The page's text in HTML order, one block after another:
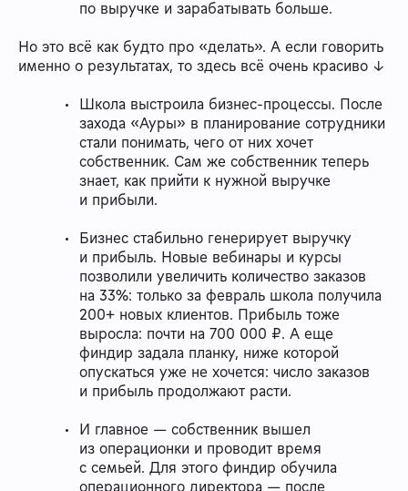
по выручке и зарабатывать больше.
Но это всё как будто про «делать». А если говорить
именно о результатах, то здесь всё очень красиво ↓
Школа выстроила бизнес-процессы. После
захода «Ауры» в планирование сотрудники
стали понимать, чего от них хочет
собственник. Сам же собственник теперь
знает, как прийти к нужной выручке
и прибыли.
Бизнес стабильно генерирует выручку
и прибыль. Новые вебинары и курсы
позволили увеличить количество заказов
на 33%: только за февраль школа получила
200+ новых клиентов. Прибыль тоже
выросла: почти на 700 000 ₽. А еще
финдир задала планку, ниже которой
опускаться уже не хочется: число заказов
и прибыль продолжают расти.
И главное — собственник вышел
из операционки и проводит время
с семьей. Для этого финдир обучила
операционного директора — после